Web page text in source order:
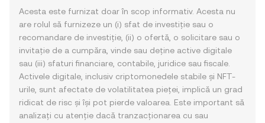
Acesta este furnizat doar în scop informativ. Acesta nu
are rolul să furnizeze un (i) sfat de investiție sau o
recomandare de investiție, (ii) o ofertă, o solicitare sau o
invitație de a cumpăra, vinde sau deține active digitale
sau (iii) sfaturi financiare, contabile, juridice sau fiscale.
Activele digitale, inclusiv criptomonedele stabile și NFT-
urile, sunt afectate de volatilitatea pieței, implică un grad
ridicat de risc și își pot pierde valoarea. Este important să
analizați cu atenție dacă tranzacționarea cu sau